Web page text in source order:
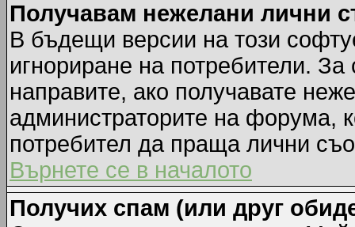
Получавам нежелани лични
В бъдещи версии на този
игнориране на потребители.
направите, ако получавате
администраторите на форума,
потребител да праща лични
Върнете се в началото
Получих спам (или друг